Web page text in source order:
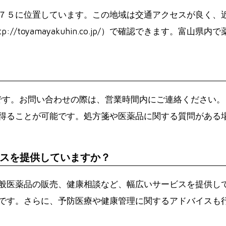
５に位置しています。この地域は交通アクセスが良く
toyamayakuhin.co.jp/）で確認できます。富山県内で
。お問い合わせの際は、営業時間内にご連絡ください
ことが可能です。処方箋や医薬品に関する質問がある
を提供していますか？
医薬品の販売、健康相談など、幅広いサービスを提供
す。さらに、予防医療や健康管理に関するアドバイス